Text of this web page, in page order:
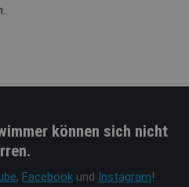
können sich nicht
, Facebookund Instagram!